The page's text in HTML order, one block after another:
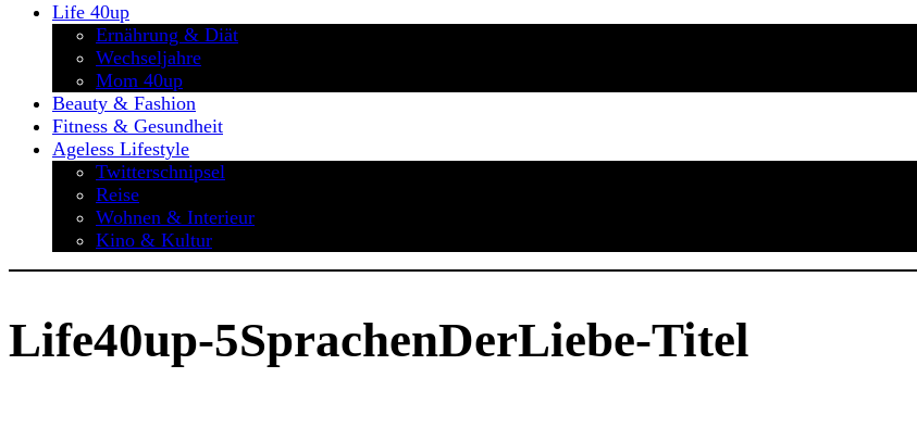
Life 40up
Ernährung & Diät
Wechseljahre
Mom 40up
Beauty & Fashion
Fitness & Gesundheit
Ageless Lifestyle
Twitterschnipsel
Reise
Wohnen & Interieur
Kino & Kultur
Life40up-5SprachenDerLiebe-Titel